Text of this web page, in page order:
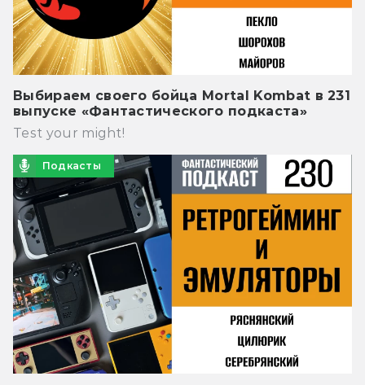
Выбираем своего бойца Mortal Kombat в 231
выпуске «Фантастического подкаста»
Test your might!
Подкасты